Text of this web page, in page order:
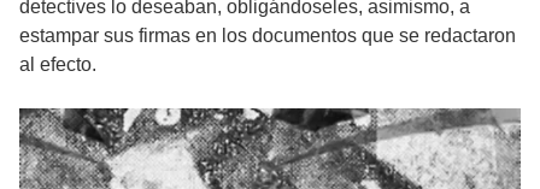
detectives lo deseaban, obligándoseles, asimismo, a
estampar sus firmas en los documentos que se redactaron
al efecto.